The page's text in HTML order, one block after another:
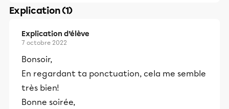
Explication (1)
Explication d’élève
7 octobre 2022
Bonsoir,
En regardant ta ponctuation, cela me semble
très bien!
Bonne soirée,